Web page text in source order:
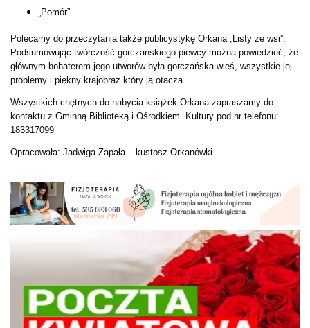
„Pomór”
Polecamy do przeczytania także publicystykę Orkana „Listy ze wsi”.
Podsumowując twórczość gorczańskiego piewcy można powiedzieć, że
głównym bohaterem jego utworów była gorczańska wieś, wszystkie jej
problemy i piękny krajobraz który ją otacza.
Wszystkich chętnych do nabycia książek Orkana zapraszamy do
kontaktu z Gminną Biblioteką i Ośrodkiem Kultury pod nr telefonu:
183317099
Opracowała: Jadwiga Zapała – kustosz Orkanówki.